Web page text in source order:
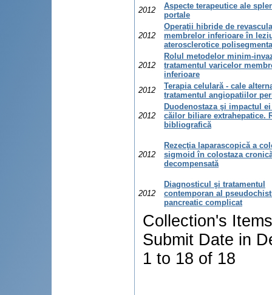
2012
Aspecte terapeutice ale
portale
2012
Operaţii hibride de
membrelor inferioare în
aterosclerotice
2012
Rolul metodelor minim-
tratamentul varicelor
inferioare
2012
Terapia celulară - cale
tratamentul angiopatiilor
2012
Duodenostaza şi impactul
căilor biliare extrahepatice.
bibliografică
2012
Rezecţia laparascopică a
sigmoid în colostaza
decompensată
2012
Diagnosticul şi tratamentul
contemporan al
pancreatic complicat
Collection's
Submit Date in
1 to 18 of 18